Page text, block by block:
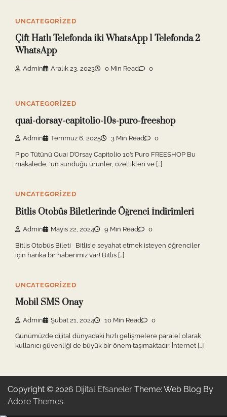
UNCATEGORIZED
Çift Hatlı Telefonda İki WhatsApp 1 Telefonda 2
WhatsApp
Admin Aralık 23, 2023 0 Min Read 0
UNCATEGORIZED
quai-dorsay-capitolio-10s-puro-freeshop
Admin Temmuz 6, 2025 3 Min Read 0
Pipo Tütünü Quai D’Orsay Capitolio 10’s Puro FREESHOP Bu
makalede, ‘un sunduğu ürünler, özellikleri ve […]
UNCATEGORIZED
Bitlis Otobüs Biletlerinde Öğrenci İndirimleri
Admin Mayıs 22, 2024 9 Min Read 0
Bitlis Otobüs Bileti Bitlis'e seyahat etmek isteyen öğrenciler
için harika bir haberimiz var! Bitlis […]
UNCATEGORIZED
Mobil SMS Onay
Admin Şubat 21, 2024 10 Min Read 0
Günümüzde dijital dünyadaki hızlı gelişmelere paralel olarak,
kullanıcı güvenliği de büyük bir önem taşımaktadır. İnternet […]
Copyright © 2026 Dijital Efsaneler Theme: Web Blog By
Adore Themes.